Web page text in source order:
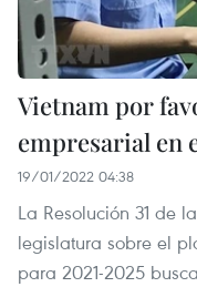
Vietnam por
empresarial en
19/01/2022 04:38
La Resolución 31 de
legislatura sobre el
para 2021-2025